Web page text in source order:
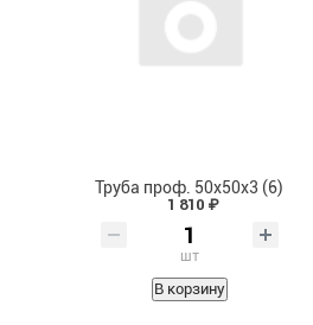
Труба проф. 50х50х3 (6)
1 810 ₽
шт
В корзину